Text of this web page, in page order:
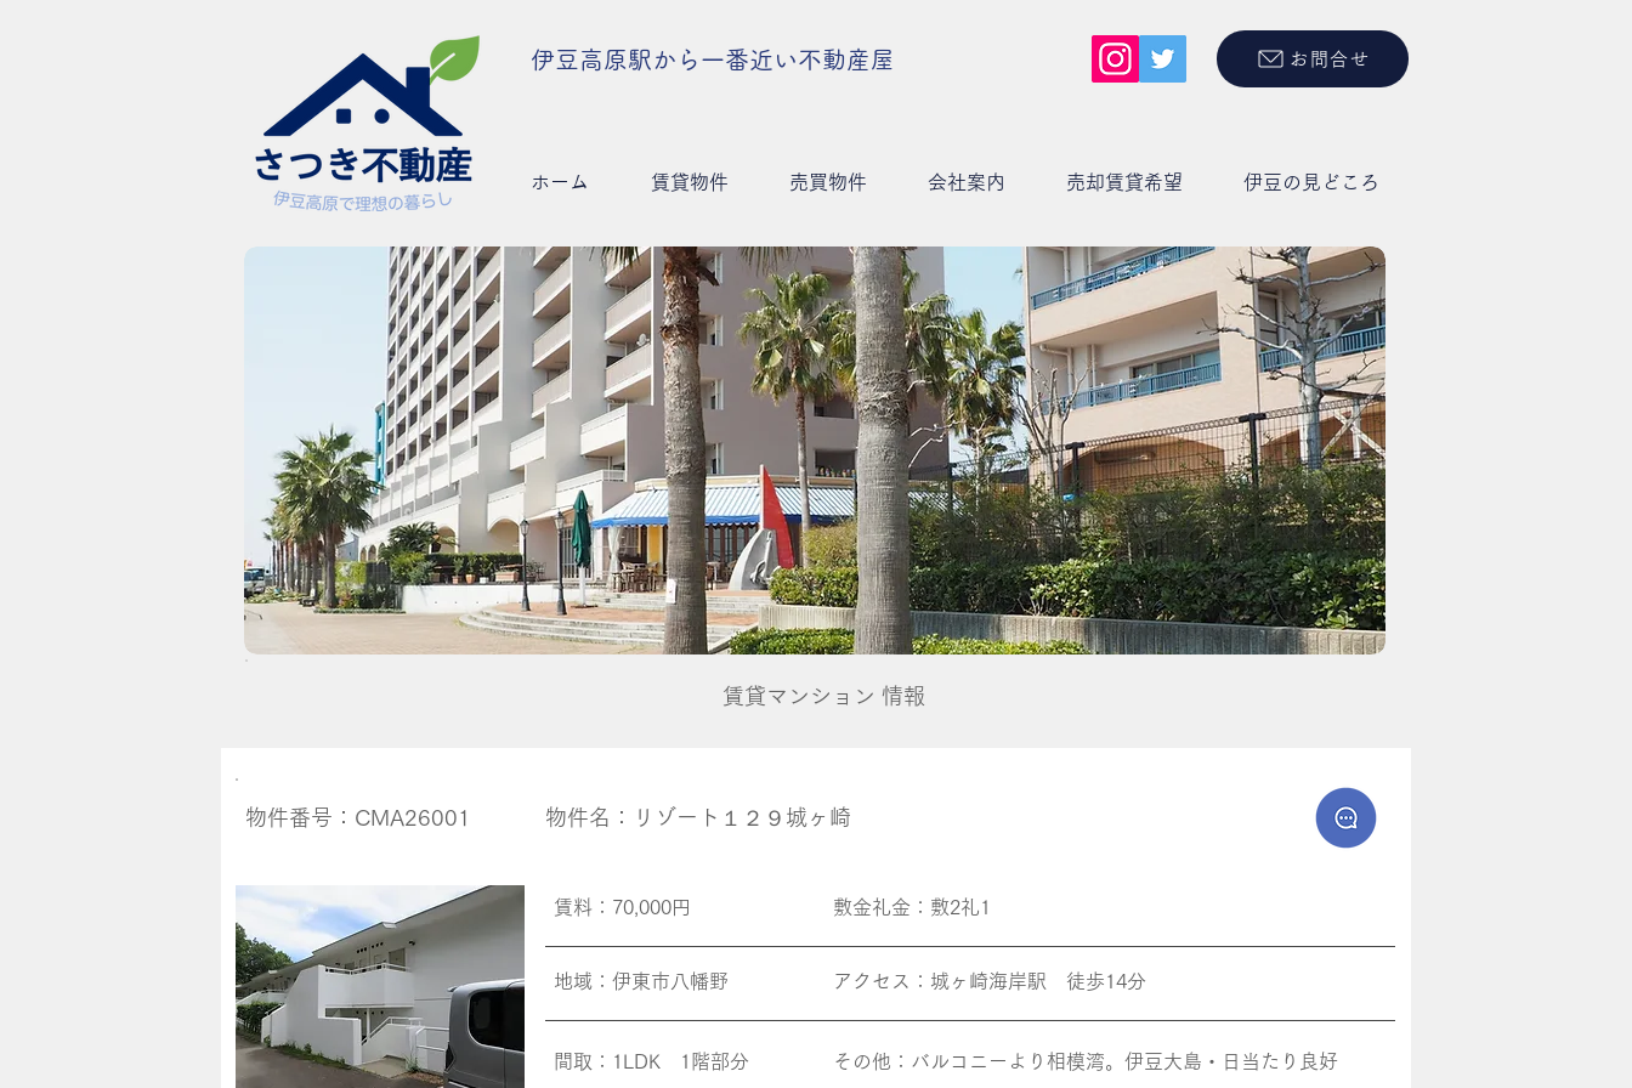
伊豆高原駅から一番近い不動産屋 お問合せ
ホーム 賃貸物件 売買物件 会社案内 売却賃貸希望 伊豆の見どころ
賃貸マンション 情報
​物件番号：CMA26001 ​物件名：リゾート１２９城ヶ崎
賃料​：70,000円 ​敷金礼金：敷2礼1
地域​：伊東市八幡野 アクセス​：城ヶ崎海岸駅 徒歩14分
間取​：1LDK 1階部分 その他​：バルコニーより相模湾。伊豆大島・日当たり良好